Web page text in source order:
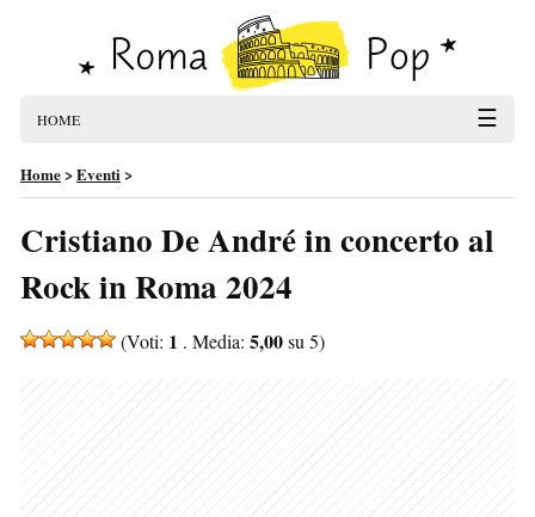
HOME ☰
Home>Eventi>
Cristiano De André in concerto al
Rock in Roma 2024
(Voti: 1 . Media: 5,00su 5)